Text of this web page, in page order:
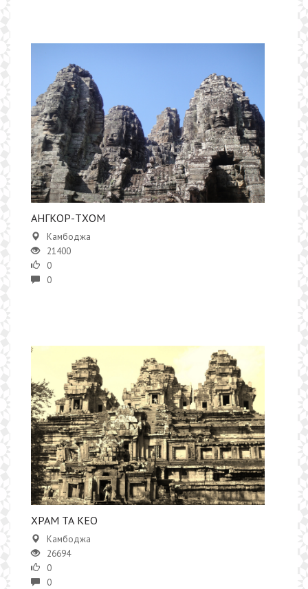
АНГКОР-ТХОМ
Камбоджа
21400
0
0
ХРАМ ТА КЕО
Камбоджа
26694
0
0